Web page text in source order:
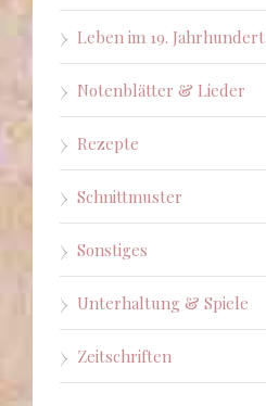
Leben im 19. Jahrhundert
Notenblätter & Lieder
Rezepte
Schnittmuster
Sonstiges
Unterhaltung & Spiele
Zeitschriften